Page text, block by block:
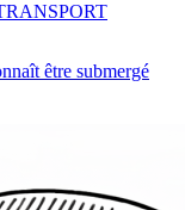
être submergé